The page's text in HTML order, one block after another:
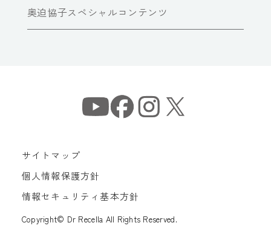
奥迫協子スペシャルコンテンツ
サイトマップ
個人情報保護方針
情報セキュリティ基本方針
Copyright© Dr Recella All Rights Reserved.